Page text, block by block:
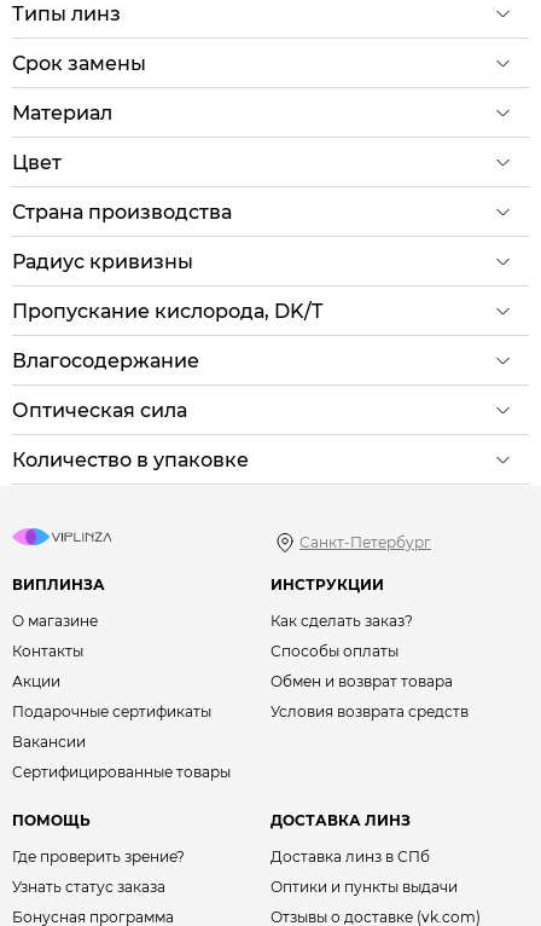
Типы линз
Срок замены
Материал
Цвет
Страна производства
Радиус кривизны
Пропускание кислорода, DK/T
Влагосодержание
Оптическая сила
Количество в упаковке
Санкт-Петербург
ВИПЛИНЗА
О магазине
Контакты
Акции
Подарочные сертификаты
Вакансии
Сертифицированные товары
ИНСТРУКЦИИ
Как сделать заказ?
Способы оплаты
Обмен и возврат товара
Условия возврата средств
ПОМОЩЬ
Где проверить зрение?
Узнать статус заказа
Бонусная программа
ДОСТАВКА ЛИНЗ
Доставка линз в СПб
Оптики и пункты выдачи
Отзывы о доставке (vk.com)